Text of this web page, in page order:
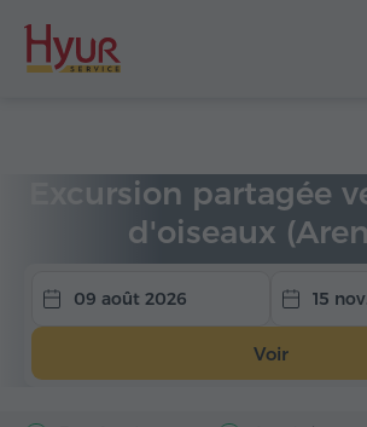
Excursion partagée
d'oiseaux
09 août 2026 15
Voir